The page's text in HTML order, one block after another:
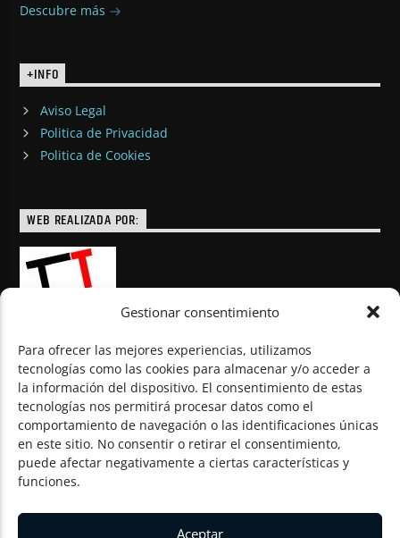
Gestionar consentimiento
Para ofrecer las mejores experiencias, utilizamos
tecnologías como las cookies para almacenar y/o acceder a
la información del dispositivo. El consentimiento de estas
tecnologías nos permitirá procesar datos como el
comportamiento de navegación o las identificaciones únicas
en este sitio. No consentir o retirar el consentimiento,
puede afectar negativamente a ciertas características y
funciones.
Aceptar
Descubre más
+INFO
Aviso Legal
Politica de Privacidad
Politica de Cookies
WEB REALIZADA POR:
© Todos los derechos reservados